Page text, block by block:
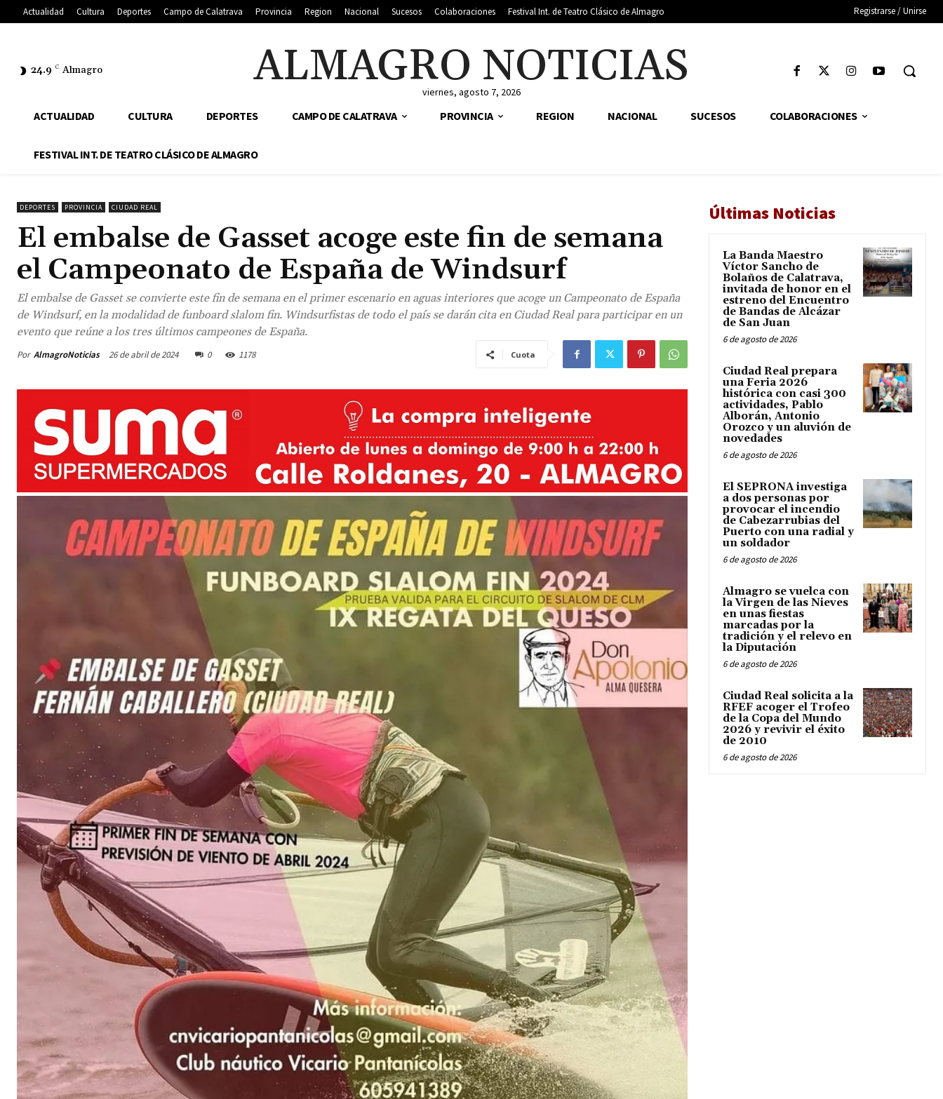
Actualidad Cultura Deportes Campo de Calatrava Provincia Region Nacional Sucesos Colaboraciones Festival Int. de Teatro Clásico de Almagro Registrarse / Unirse
24.9 C Almagro ALMAGRO NOTICIAS
viernes, agosto 7, 2026
ACTUALIDAD CULTURA DEPORTES CAMPO DE CALATRAVA PROVINCIA REGION NACIONAL SUCESOS COLABORACIONES
FESTIVAL INT. DE TEATRO CLÁSICO DE ALMAGRO
DEPORTES PROVINCIA CIUDAD REAL
El embalse de Gasset acoge este fin de semana
el Campeonato de España de Windsurf
El embalse de Gasset se convierte este fin de semana en el primer escenario en aguas interiores que acoge un Campeonato de España
de Windsurf, en la modalidad de funboard slalom fin. Windsurfistas de todo el país se darán cita en Ciudad Real para participar en un
evento que reúne a los tres últimos campeones de España.
Por AlmagroNoticias 26 de abril de 2024 0 1178 Cuota
Últimas Noticias
La Banda Maestro
Víctor Sancho de
Bolaños de Calatrava,
invitada de honor en el
estreno del Encuentro
de Bandas de Alcázar
de San Juan
6 de agosto de 2026
Ciudad Real prepara
una Feria 2026
histórica con casi 300
actividades, Pablo
Alborán, Antonio
Orozco y un aluvión de
novedades
6 de agosto de 2026
El SEPRONA investiga
a dos personas por
provocar el incendio
de Cabezarrubias del
Puerto con una radial y
un soldador
6 de agosto de 2026
Almagro se vuelca con
la Virgen de las Nieves
en unas fiestas
marcadas por la
tradición y el relevo en
la Diputación
6 de agosto de 2026
Ciudad Real solicita a la
RFEF acoger el Trofeo
de la Copa del Mundo
2026 y revivir el éxito
de 2010
6 de agosto de 2026